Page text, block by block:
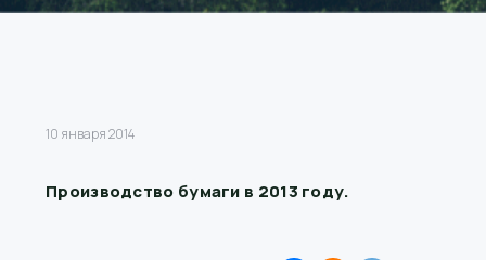
10 января 2014
Производство бумаги в 2013 году.